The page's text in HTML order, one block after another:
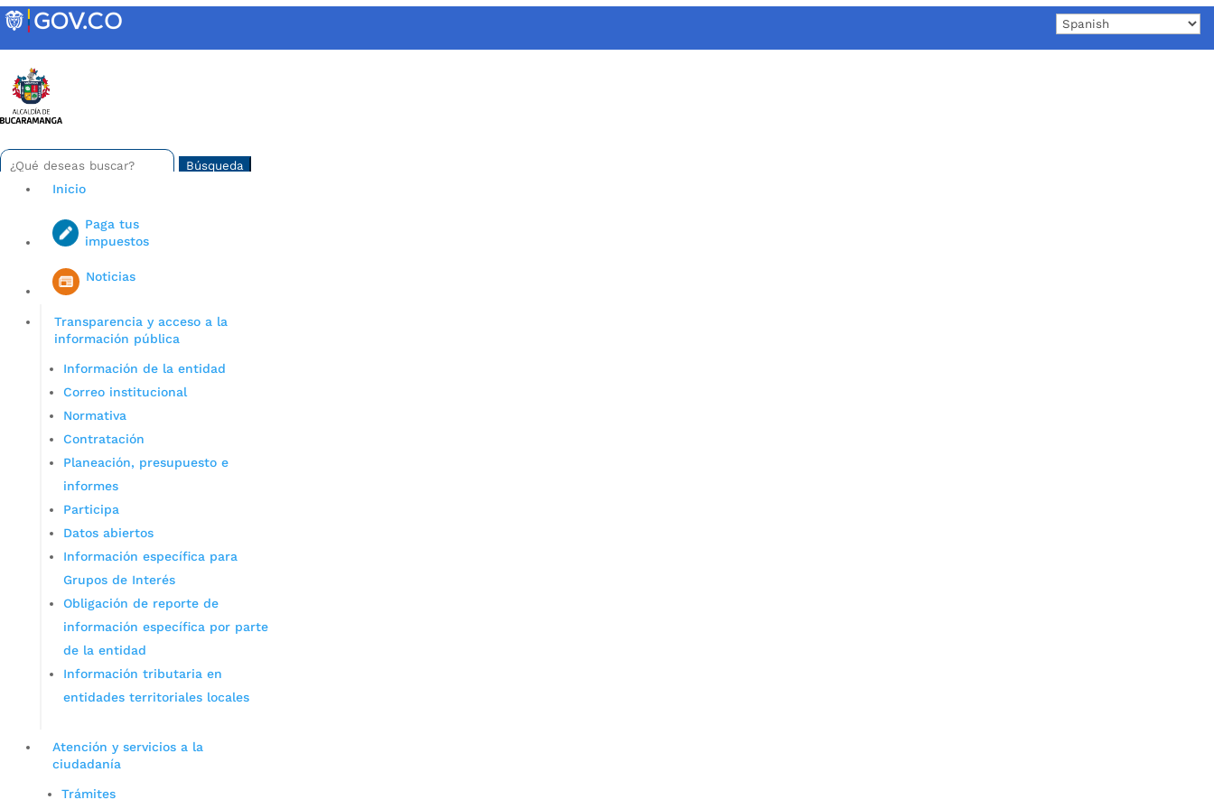
Skip
to
Buscar:
Search
for...
Iniciar sesión en gov co
Inicio
Paga tus
impuestos
Noticias
Transparencia y acceso a la
información pública
Información de la entidad
Correo institucional
Normativa
Contratación
Planeación, presupuesto e
informes
Participa
Datos abiertos
Información específica para
Grupos de Interés
Obligación de reporte de
información específica por parte
de la entidad
Información tributaria en
entidades territoriales locales
Atención y servicios a la
ciudadanía
Trámites